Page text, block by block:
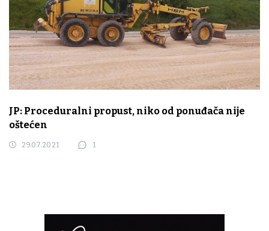
JP: Proceduralni propust, niko od ponuđača nije
oštećen
29.07.2021 1